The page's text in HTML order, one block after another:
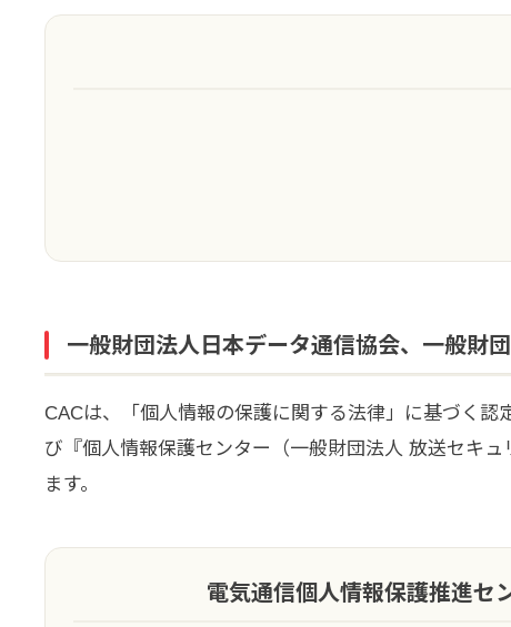
一般財団法人日本データ通信協会、一般財
CACは、「個人情報の保護に関する法律」に基づく
び『個人情報保護センター（一般財団法人 放送セキ
ます。
電気通信個人情報保護推進セ